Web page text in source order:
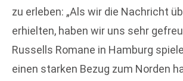
zu erleben: „Als wir die Nachricht
erhielten, haben wir uns sehr
Russells Romane in Hamburg
einen starken Bezug zum Norden